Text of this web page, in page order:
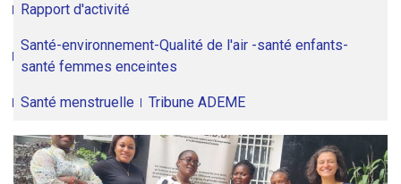
Rapport d'activité
Santé-environnement-Qualité de l'air -santé enfants-
santé femmes enceintes
Santé menstruelle Tribune ADEME